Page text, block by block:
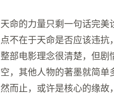
天命的力量只剩一句话完
点不在于天命是否应该违抗
整部电影理念很清楚，但
空，其他人物的著墨就简
然而止，或许是核心的缘